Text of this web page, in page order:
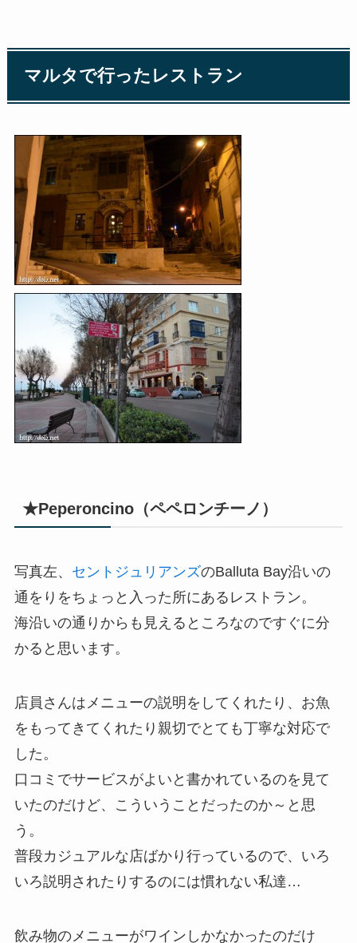
マルタで行ったレストラン
★Peperoncino（ペペロンチーノ）
写真左、 セントジュリアンズのBalluta Bay沿いの
通をりをちょっと入った所にあるレストラン。
海沿いの通りからも見えるところなのですぐに分
かると思います。
店員さんはメニューの説明をしてくれたり、お魚
をもってきてくれたり親切でとても丁寧な対応で
した。
口コミでサービスがよいと書かれているのを見て
いたのだけど、こういうことだったのか～と思
う。
普段カジュアルな店ばかり行っているので、いろ
いろ説明されたりするのには慣れない私達…
飲み物のメニューがワインしかなかったのだけ